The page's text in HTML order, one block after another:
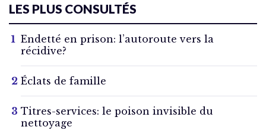
LES PLUS CONSULTÉS
Endetté en prison: l’autoroute vers la
récidive?
Éclats de famille
Titres-services: le poison invisible du
nettoyage